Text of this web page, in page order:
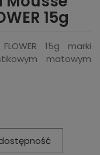
15g
15g marki
matowym